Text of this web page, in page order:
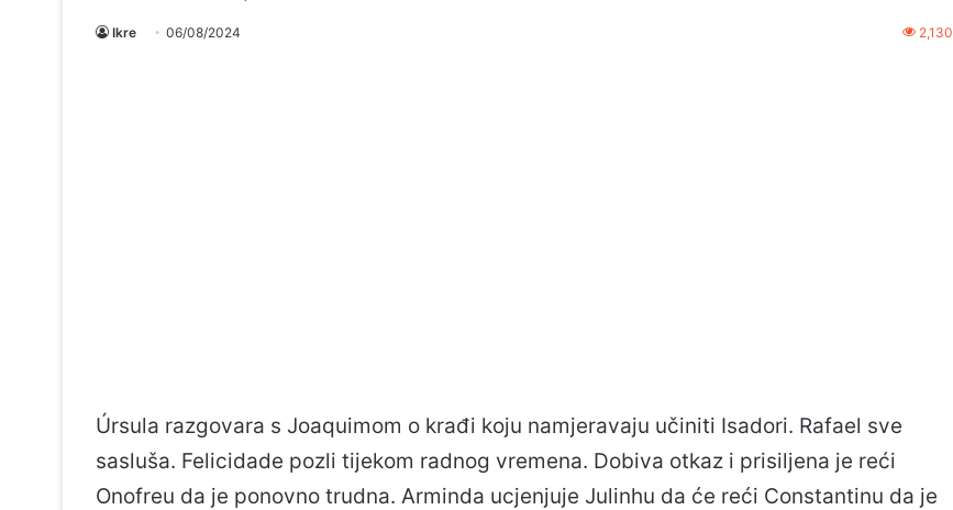
Ikre 06/08/2024 2,130
Úrsula razgovara s Joaquimom o krađi koju namjeravaju učiniti Isadori. Rafael sve
sasluša. Felicidade pozli tijekom radnog vremena. Dobiva otkaz i prisiljena je reći
Onofreu da je ponovno trudna. Arminda ucjenjuje Julinhu da će reći Constantinu da je